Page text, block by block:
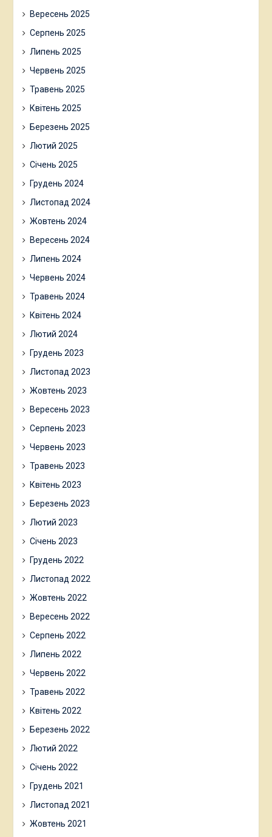
Вересень 2025
Серпень 2025
Липень 2025
Червень 2025
Травень 2025
Квітень 2025
Березень 2025
Лютий 2025
Січень 2025
Грудень 2024
Листопад 2024
Жовтень 2024
Вересень 2024
Липень 2024
Червень 2024
Травень 2024
Квітень 2024
Лютий 2024
Грудень 2023
Листопад 2023
Жовтень 2023
Вересень 2023
Серпень 2023
Червень 2023
Травень 2023
Квітень 2023
Березень 2023
Лютий 2023
Січень 2023
Грудень 2022
Листопад 2022
Жовтень 2022
Вересень 2022
Серпень 2022
Липень 2022
Червень 2022
Травень 2022
Квітень 2022
Березень 2022
Лютий 2022
Січень 2022
Грудень 2021
Листопад 2021
Жовтень 2021